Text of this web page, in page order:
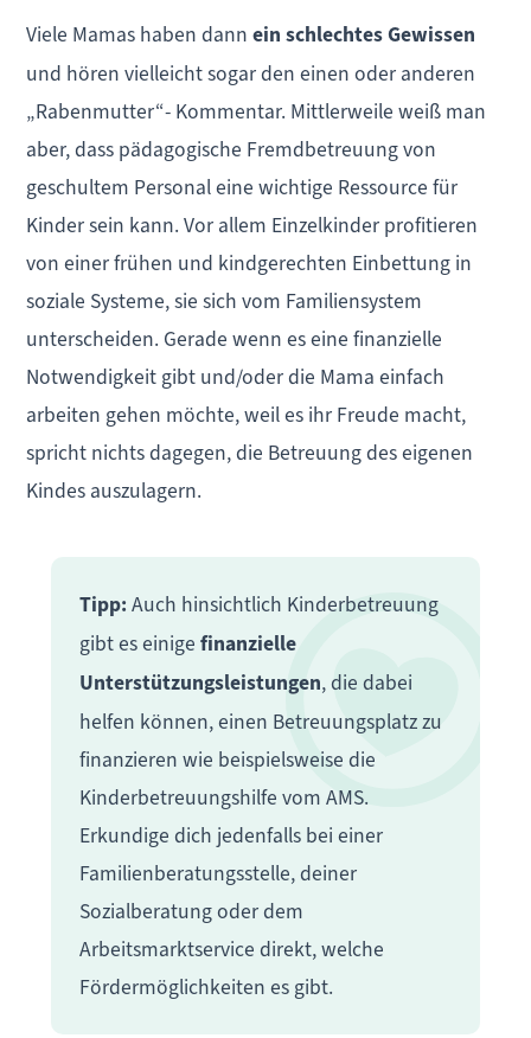
Viele Mamas haben dannein schlechtes Gewissen
und hören vielleicht sogar den einen oder anderen
„Rabenmutter“- Kommentar. Mittlerweile weiß man
aber, dass pädagogische Fremdbetreuung von
geschultem Personal eine wichtige Ressource für
Kinder sein kann. Vor allem Einzelkinder profitieren
von einer frühen und kindgerechten Einbettung in
soziale Systeme, sie sich vom Familiensystem
unterscheiden. Gerade wenn es eine finanzielle
Notwendigkeit gibt und/oder die Mama einfach
arbeiten gehen möchte, weil es ihr Freude macht,
spricht nichts dagegen, die Betreuung des eigenen
Kindes auszulagern.
Tipp: Auch hinsichtlich Kinderbetreuung
gibt es einige finanzielle
Unterstützungsleistungen, die dabei
helfen können, einen Betreuungsplatz zu
finanzieren wie beispielsweise die
Kinderbetreuungshilfe vom AMS.
Erkundige dich jedenfalls bei einer
Familienberatungsstelle, deiner
Sozialberatung oder dem
Arbeitsmarktservice direkt, welche
Fördermöglichkeiten es gibt.